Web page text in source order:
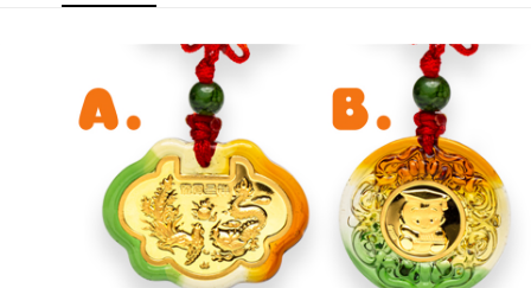
流程，驗證手機門號後，選擇欲分期的期數、繳款截止日，確認付款後即完
3.實際核准額度、可分期數及費用金額請依後續交易確認頁面所載為準。
4.訂單成立30分鐘內，如未前往確認交易或遇審核未通過，訂單將自動取
消。如遇「轉專審核」未通過狀況，表示未達大哥付你分期系統評分，恕無
法說明評估內容。
【繳款方式說明】
1.分期款項不併入電信帳單，「大哥付你分期」於每月結算日後寄送繳費提
2.透過簡訊連結打開帳單後，可選擇「超商條碼／台灣大直營門市／銀行轉
帳／街口支付／iPASS MONEY」等通路繳費。
AFTEE先享後付
【關於「AFTEE先享後付」】
AFTEE先享後付是「在收到商品之後才付款」的支付方式。 讓您購物簡單
便利好安心！
１．簡單：不需註冊會員、不需綁卡、不需儲值。
２．便利：只要手機號碼，簡訊認證，即可結帳。
３．安心：先確認商品／服務後，再付款。
【「AFTEE先享後付」結帳流程】
１．於結帳方式選擇「AFTEE先享後付」後，將跳轉至「AFTEE先享後付」
結帳頁面，進行簡訊認證並確認金額後，即可完成結帳。
２．訂單成立數日內，您將收到繳費通知簡訊。